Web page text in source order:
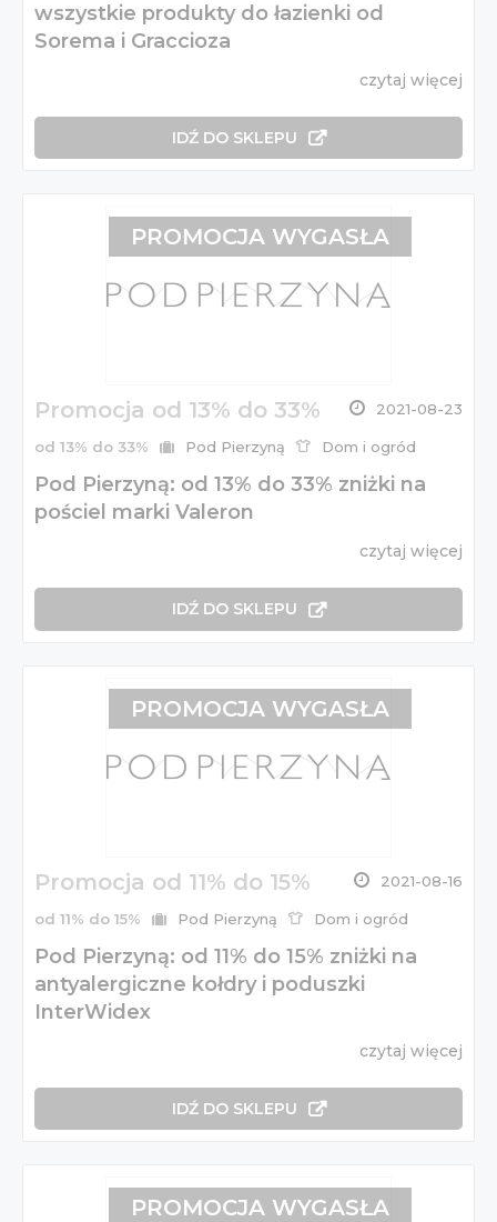
wszystkie produkty do łazienki od
Sorema i Graccioza
czytaj więcej
IDŹ DO SKLEPU
Promocja od 13% do 33% 2021-08-23
od 13% do 33% Pod Pierzyną Dom i ogród
Pod Pierzyną: od 13% do 33% zniżki na
pościel marki Valeron
czytaj więcej
IDŹ DO SKLEPU
PROMOCJA WYGASŁA
Promocja od 11% do 15% 2021-08-16
od 11% do 15% Pod Pierzyną Dom i ogród
Pod Pierzyną: od 11% do 15% zniżki na
antyalergiczne kołdry i poduszki
InterWidex
czytaj więcej
IDŹ DO SKLEPU
PROMOCJA WYGASŁA
PROMOCJA WYGASŁA